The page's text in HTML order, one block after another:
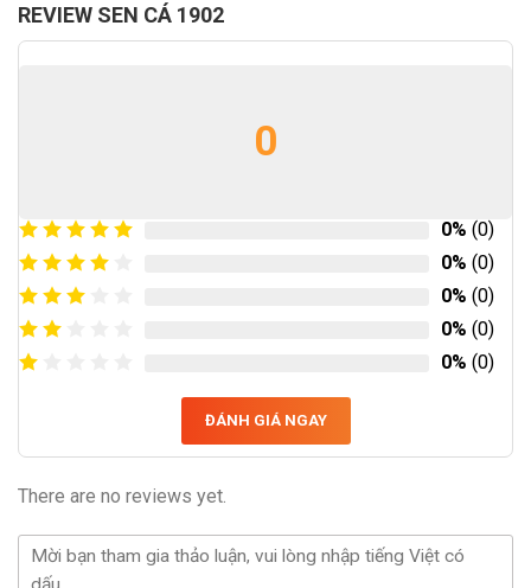
REVIEW SEN CÁ 1902
0
0% (0)
0% (0)
0% (0)
0% (0)
0% (0)
ĐÁNH GIÁ NGAY
There are no reviews yet.